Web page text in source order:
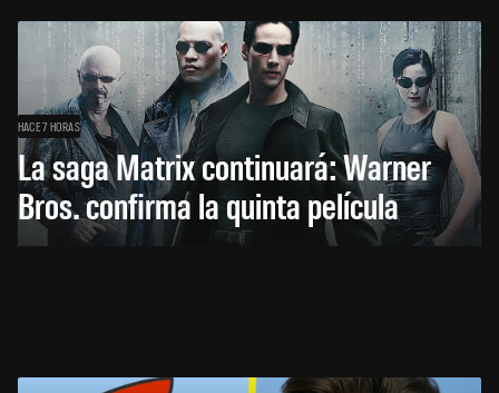
HACE 7 HORAS
La saga Matrix continuará: Warner
Bros. confirma la quinta película